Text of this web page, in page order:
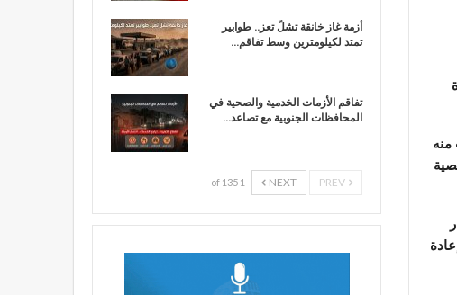
منه
أزمة غاز خانقة تشلّ تعز.. طوابير
تمتد لكيلومترين وسط تفاقم…
تفاقم الأزمات الخدمية والصحية في
المحافظات الجنوبية مع تصاعد…
NEXT
1 of 135